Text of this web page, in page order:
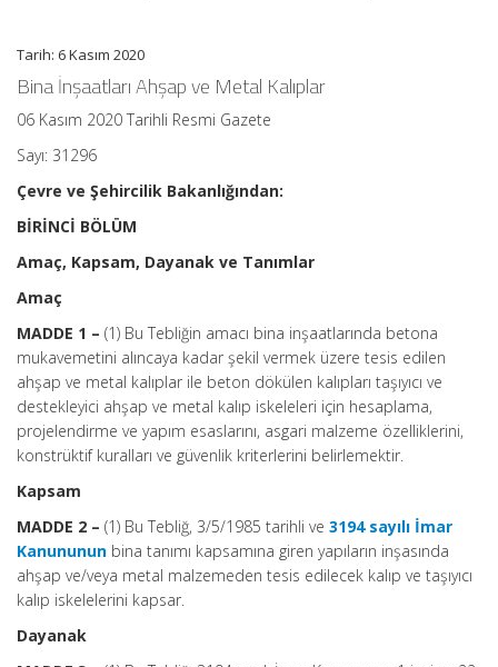
Tarih: 6 Kasım 2020
Bina İnşaatları Ahşap ve Metal Kalıplar
06 Kasım 2020 Tarihli Resmi Gazete
Sayı: 31296
Çevre ve Şehircilik Bakanlığından:
BİRİNCİ BÖLÜM
Amaç, Kapsam, Dayanak ve Tanımlar
Amaç
MADDE 1 – (1) Bu Tebliğin amacı bina inşaatlarında betona
mukavemetini alıncaya kadar şekil vermek üzere tesis edilen
ahşap ve metal kalıplar ile beton dökülen kalıpları taşıyıcı ve
destekleyici ahşap ve metal kalıp iskeleleri için hesaplama,
projelendirme ve yapım esaslarını, asgari malzeme özelliklerini,
konstrüktif kuralları ve güvenlik kriterlerini belirlemektir.
Kapsam
MADDE 2 – (1) Bu Tebliğ, 3/5/1985 tarihli ve 3194 sayılı İmar
Kanununun bina tanımı kapsamına giren yapıların inşasında
ahşap ve/veya metal malzemeden tesis edilecek kalıp ve taşıyıcı
kalıp iskelelerini kapsar.
Dayanak